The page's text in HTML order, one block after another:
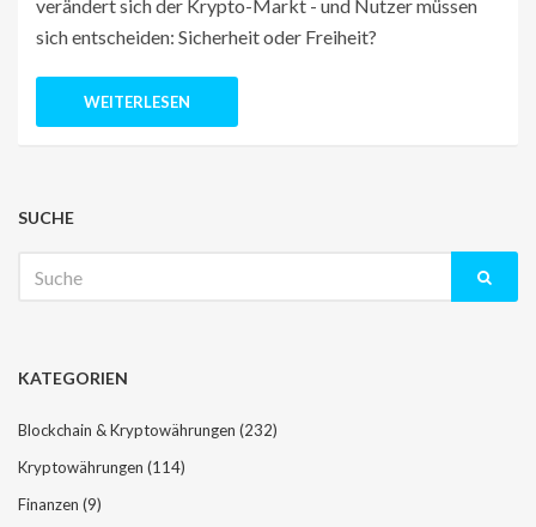
verändert sich der Krypto-Markt - und Nutzer müssen
sich entscheiden: Sicherheit oder Freiheit?
WEITERLESEN
SUCHE
nach:
KATEGORIEN
Blockchain & Kryptowährungen (232)
Kryptowährungen (114)
Finanzen (9)